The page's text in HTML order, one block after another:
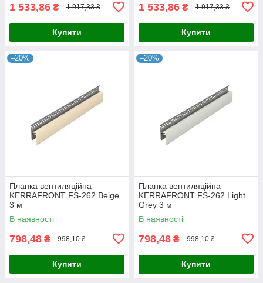
1 533,86 ₴ 1 917,33 ₴
Купити
1 533,86 ₴ 1 917,33 ₴
Купити
–20%
Планка вентиляційна
KERRAFRONT FS-262 Beige
3 м
В наявності
798,48 ₴ 998,10 ₴
Купити
–20%
Планка вентиляційна
KERRAFRONT FS-262 Light
Grey 3 м
В наявності
798,48 ₴ 998,10 ₴
Купити